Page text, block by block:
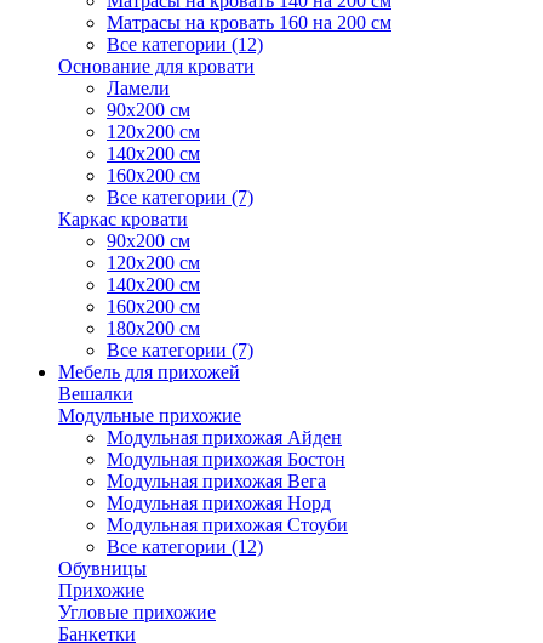
Матрасы на кровать 160 на 200 см
Все категории (12)
Основание для кровати
Ламели
90х200 см
120х200 см
140х200 см
160х200 см
Все категории (7)
Каркас кровати
90х200 см
120х200 см
140х200 см
160х200 см
180х200 см
Все категории (7)
Мебель для прихожей
Вешалки
Модульные прихожие
Модульная прихожая Айден
Модульная прихожая Бостон
Модульная прихожая Вега
Модульная прихожая Норд
Модульная прихожая Стоуби
Все категории (12)
Обувницы
Прихожие
Угловые прихожие
Банкетки